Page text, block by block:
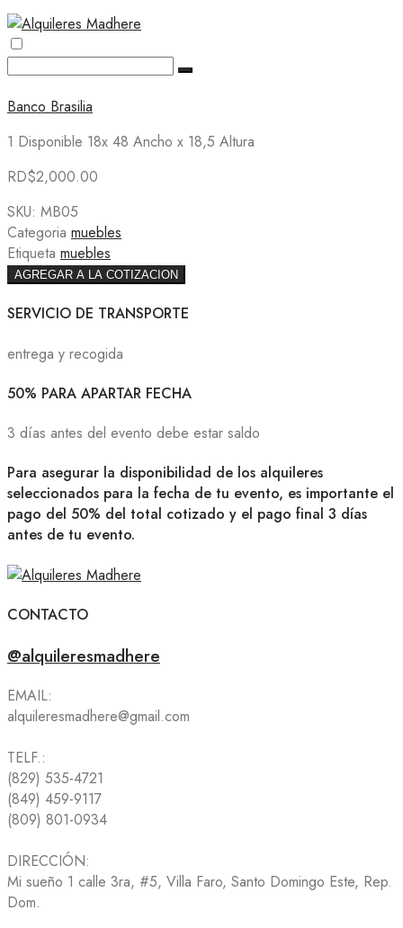
Banco Brasilia
1 Disponible 18x 48 Ancho x 18,5 Altura
RD$2,000.00
SKU: MB05
Categoria muebles
Etiqueta muebles
AGREGAR A LA COTIZACION
SERVICIO DE TRANSPORTE
entrega y recogida
50% PARA APARTAR FECHA
3 días antes del evento debe estar saldo
Para asegurar la disponibilidad de los alquileres
seleccionados para la fecha de tu evento, es importante el
pago del 50% del total cotizado y el pago final 3 días
antes de tu evento.
CONTACTO
@alquileresmadhere
EMAIL:
alquileresmadhere@gmail.com
TELF.:
(829) 535-4721
(849) 459-9117
(809) 801-0934
DIRECCIÓN:
Mi sueño 1 calle 3ra, #5, Villa Faro, Santo Domingo Este, Rep.
Dom.